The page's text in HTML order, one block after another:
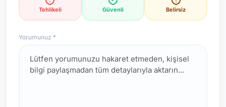
Tehlikeli Güvenli Belirsiz
Yorumunuz *